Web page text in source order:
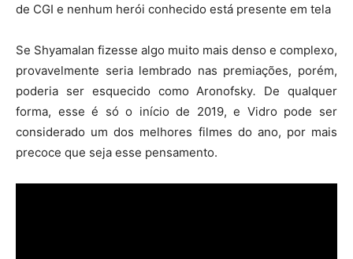
de CGI e nenhum herói conhecido está presente em tela
Se Shyamalan fizesse algo muito mais denso e complexo,
provavelmente seria lembrado nas premiações, porém,
poderia ser esquecido como Aronofsky. De qualquer
forma, esse é só o início de 2019, e Vidro pode ser
considerado um dos melhores filmes do ano, por mais
precoce que seja esse pensamento.